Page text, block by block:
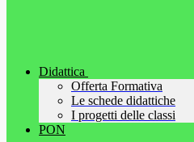
Didattica
Offerta Formativa
Le schede didattiche
I progetti delle classi
PON